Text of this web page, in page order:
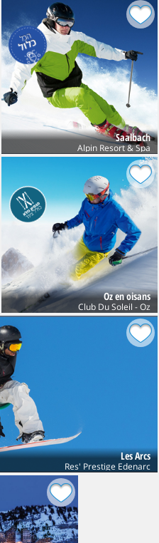
Saalbach
Alpin Resort & Spa
Oz en oisans
Club Du Soleil - Oz
Les Arcs
Res' Prestige Edenarc